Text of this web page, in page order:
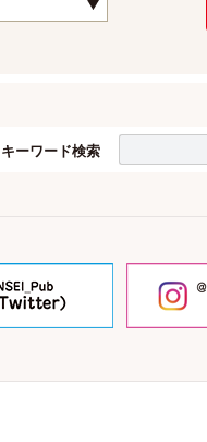
キーワード検索